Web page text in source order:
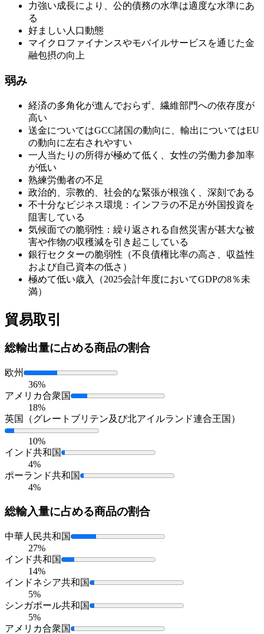
力強い成長により、公的債務の水準は適度な水準にあ
る
好ましい人口動態
マイクロファイナンスやモバイルサービスを通じた金
融包摂の向上
弱み
経済の多角化が進んでおらず、繊維部門への依存度が
高い
送金についてはGCC諸国の動向に、輸出についてはEU
の動向に左右されやすい
一人当たりの所得が極めて低く、女性の労働力参加率
が低い
熟練労働者の不足
政治的、宗教的、社会的な緊張が根強く、深刻である
不十分なビジネス環境：インフラの不足が外国投資を
阻害している
気候面での脆弱性：繰り返される自然災害が甚大な被
害や作物の収穫減を引き起こしている
銀行セクターの脆弱性（不良債権比率の高さ、収益性
および自己資本の低さ）
極めて低い歳入（2025会計年度においてGDPの8％未
満）
貿易取引
総輸出量に占める商品の割合
欧州
36%
アメリカ合衆国
18%
英国（グレートブリテン及び北アイルランド連合王国）
10%
インド共和国
4%
ポーランド共和国
4%
総輸入量に占める商品の割合
中華人民共和国
27%
インド共和国
14%
インドネシア共和国
5%
シンガポール共和国
5%
アメリカ合衆国